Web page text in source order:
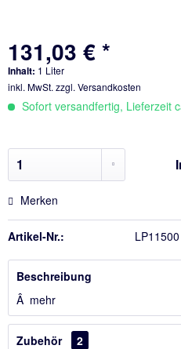
131,03 € *
Inhalt: 1 Liter
inkl. MwSt. zzgl. Versandkosten
Sofort versandfertig, Lieferzeit
Merken
Artikel-Nr.: LP11500
Beschreibung
Â mehr
Zubehör 2